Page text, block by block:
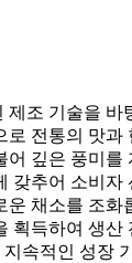
조 기술을
전통의 맛
깊은 풍미
추어 소비
채소를 조
득하여 생
속적인 성